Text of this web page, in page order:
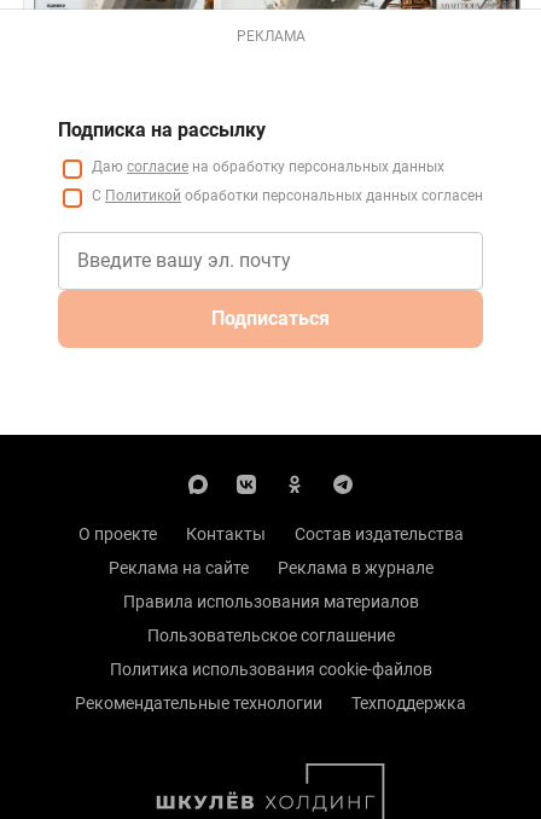
РЕКЛАМА
Подписка на рассылку
Даю согласие на обработку персональных данных
С Политикой обработки персональных данных согласен
Подписаться
О проекте Контакты
Состав издательства
Реклама на сайте
Реклама в журнале
Правила использования материалов
Пользовательское соглашение
Политика использования cookie-файлов
Рекомендательные технологии
Техподдержка